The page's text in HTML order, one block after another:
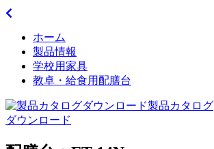
ホーム
製品情報
学校用家具
教卓・給食用配膳台
製品カタログ
ダウンロード